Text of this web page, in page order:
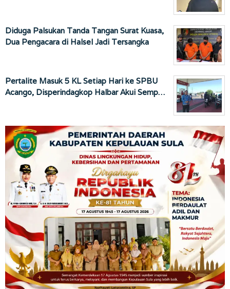
Diduga Palsukan Tanda Tangan Surat Kuasa,
Dua Pengacara di Halsel Jadi Tersangka
Pertalite Masuk 5 KL Setiap Hari ke SPBU
Acango, Disperindagkop Halbar Akui Semp…